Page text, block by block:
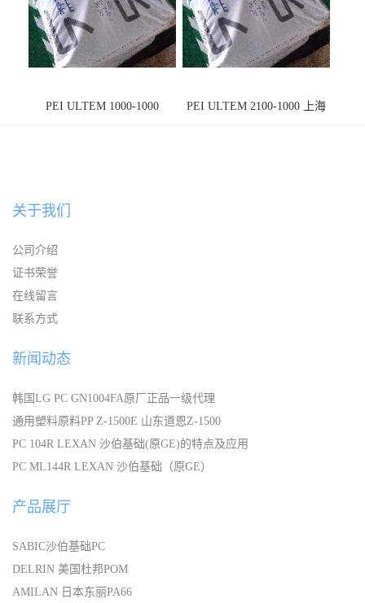
PEI ULTEM 1000-1000
PEI ULTEM 2100-1000 上海
关于我们
公司介绍
证书荣誉
在线留言
联系方式
新闻动态
韩国LG PC GN1004FA原厂正品一级代理
通用塑料原料PP Z-1500E 山东道恩Z-1500
PC 104R LEXAN 沙伯基础(原GE)的特点及应用
PC ML144R LEXAN 沙伯基础（原GE）
产品展厅
SABIC沙伯基础PC
DELRIN 美国杜邦POM
AMILAN 日本东丽PA66